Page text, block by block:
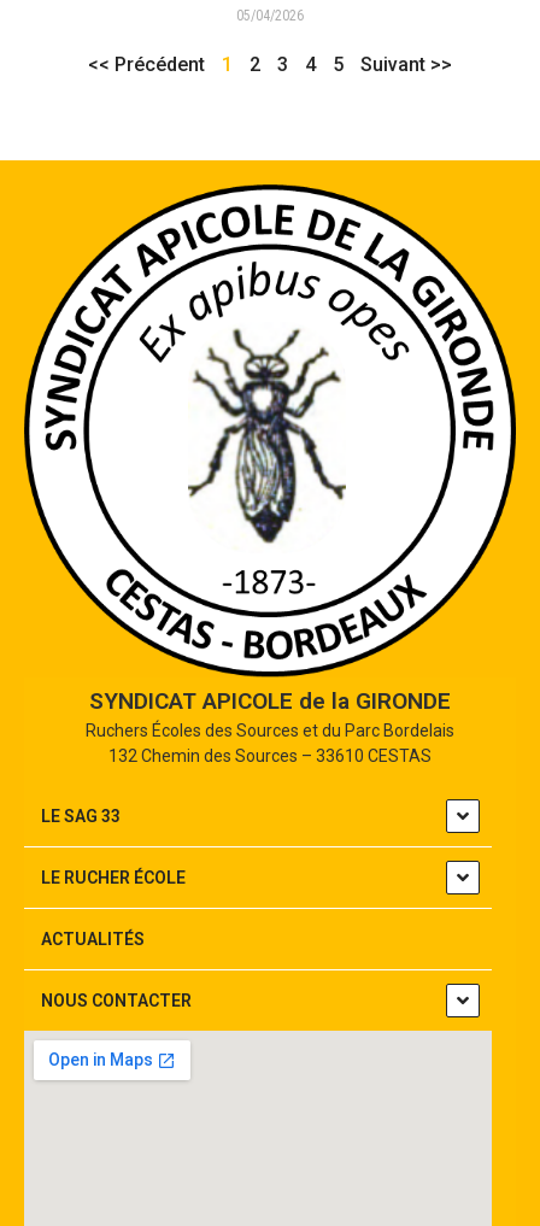
05/04/2026
<< Précédent 1 2 3 4 5 Suivant >>
SYNDICAT APICOLE de la GIRONDE
Ruchers Écoles des Sources et du Parc Bordelais
132 Chemin des Sources – 33610 CESTAS
LE SAG 33
LE RUCHER ÉCOLE
ACTUALITÉS
NOUS CONTACTER